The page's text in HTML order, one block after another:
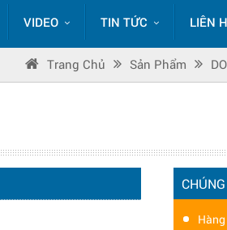
VIDEO TIN TỨC LIÊN
Trang Chủ Sản Phẩm